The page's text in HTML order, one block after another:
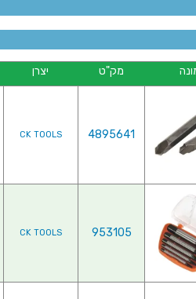
מק"ט יצרן
4895641
CK TOOLS
953105
CK TOOLS